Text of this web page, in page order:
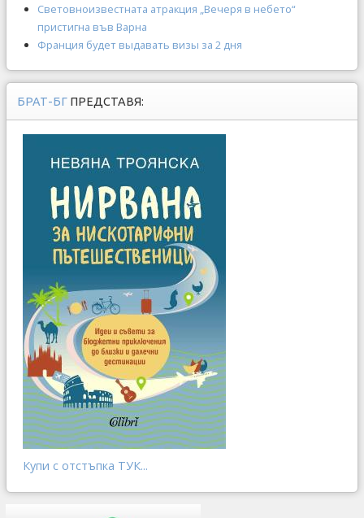
Световноизвестната атракция „Вечеря в небето“
пристигна във Варна
Франция будет выдавать визы за 2 дня
БРАТ-БГ ПРЕДСТАВЯ:
Купи с отстъпка ТУК...